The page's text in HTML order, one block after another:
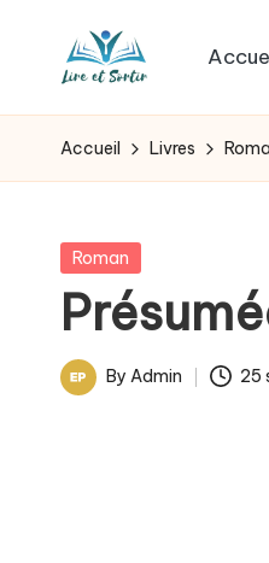
L
i
e
e
t
livres
pour
les
goûts,
des
pour
Accueil Livres
Posted
Roman
Posted
By Admin 25